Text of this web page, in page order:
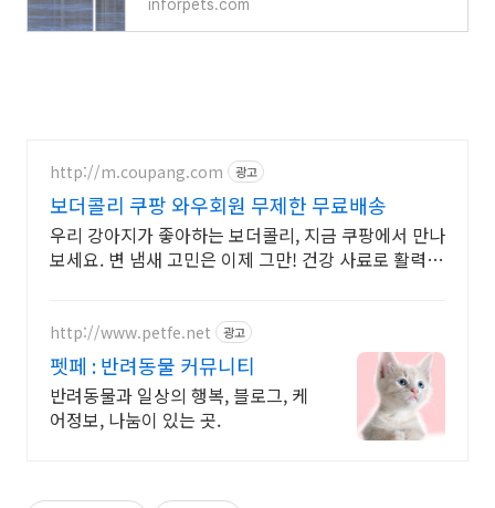
inforpets.com
http://m.coupang.com 광고
보더콜리 쿠팡 와우회원 무제한 무료배송
우리 강아지가 좋아하는 보더콜리, 지금 쿠팡에서 만나
보세요. 변 냄새 고민은 이제 그만! 건강 사료로 활력
http://www.petfe.net 광고
펫페 : 반려동물 커뮤니티
반려동물과 일상의 행복, 블로그, 케
어정보, 나눔이 있는 곳.